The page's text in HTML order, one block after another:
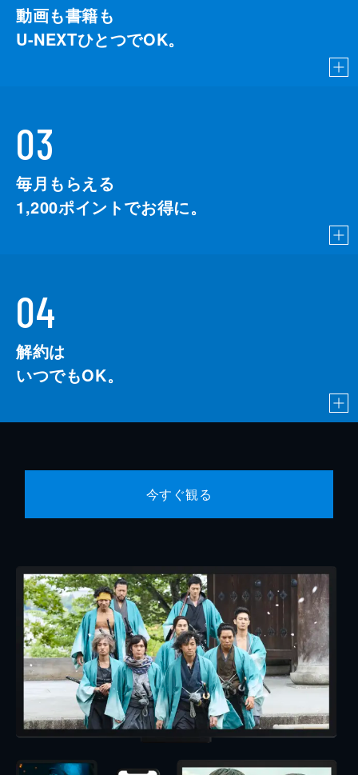
動画も書籍も
U-NEXTひとつでOK。
03
毎月もらえる
1,200ポイントでお得に。
04
解約は
いつでもOK。
今すぐ観る